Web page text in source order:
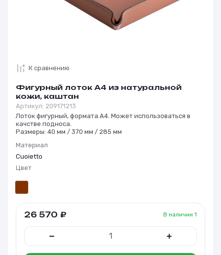
Фигурный лоток А4 из натуральной
кожи, каштан
Артикул: 209171213
Лоток фигурный, формата А4. Может использоваться в
качстве подноса.
Размеры: 40 мм / 370 мм / 285 мм
Материал
Cuoietto
Цвет
В наличии 1
26 570 ₽
К сравнению